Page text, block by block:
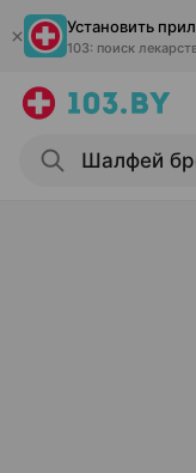
Установить
103: поиск